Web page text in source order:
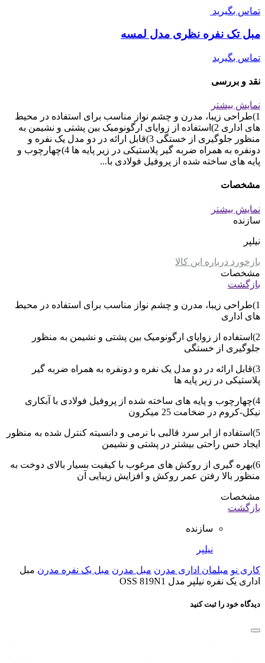
تماس بگیرید
مبل تک نفره نظری مدل لمسه
تماس بگیرید
نقد و بررسی
نمایش بیشتر
1)طراحی زیبا، مدرن و چشم نواز مناسب برای استفاده در محیط
های اداری 2)استفاده از زوایای ارگونومیک بین پشتی و نشیمن به
منظور جلوگیری از خستگی 3)قابل ارائه در دو مدل یک نفره و
دونفره به همراه ضربه گیر پلاستیکی در زیر پایه ها 4)چهارچوب و
پایه های ساخته شده از پروفیل فولادی با...
مشخصات
نمایش بیشتر
سازنده
نیلپر
بازخورد درباره این کالا
مشخصات
بازگشت
1)طراحی زیبا، مدرن و چشم نواز مناسب برای استفاده در محیط
های اداری
2)استفاده از زوایای ارگونومیک بین پشتی و نشیمن به منظور
جلوگیری از خستگی
3)قابل ارائه در دو مدل یک نفره و دونفره به همراه ضربه گیر
پلاستیکی در زیر پایه ها
4)چهارچوب و پایه های ساخته شده از پروفیل فولادی با آبکاری
نیکل-کروم در ضخامت 25 میکرون
5)استفاده از ابر سرد قالبی با نرمی و دانسیته کنترل شده به منظور
ایجاد حس راحتی بیشتر در پشتی و نشیمن
6)بهره گیری از روکش های مرغوب با کیفیت بسیار بالای دوخت به
منظور بالا رفتن عمر روکش و افزایش زیبایی آن
مشخصات
بازگشت
سازنده
نیلپر
کاری نو مبلمان اداری مدرن مبل مدرن مبل یک نفره مدرن مبل
اداری یک نفره نیلپر مدل OSS 819N1
دیدگاه خود را ثبت کنید